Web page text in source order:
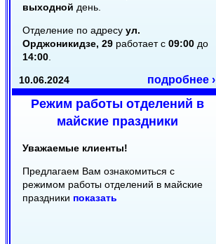
выходной день.
Отделение по адресу ул.
Орджоникидзе, 29 работает с 09:00 до
14:00
10.06.2024 подробнее ›
Режим работы отделений в
майские праздники
Уважаемые клиенты!
Предлагаем Вам ознакомиться с
режимом работы отделений в майские
праздники показать